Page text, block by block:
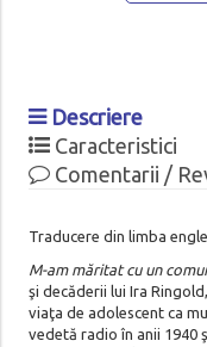
Descriere
Caracteristici
Comentarii /
Traducere din limba
M-am măritat cu un
şi decăderii lui Ira
viaţa de adolescent ca
vedetă radio în anii 1940